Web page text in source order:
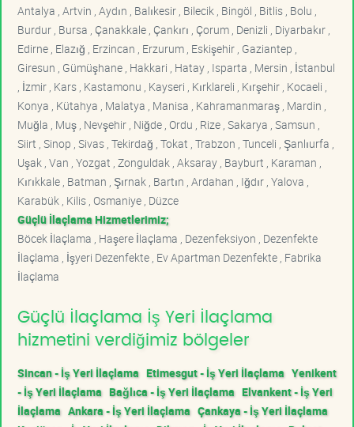
Antalya , Artvin , Aydın , Balıkesir , Bilecik , Bingöl , Bitlis , Bolu ,
Burdur , Bursa , Çanakkale , Çankırı , Çorum , Denizli , Diyarbakır ,
Edirne , Elazığ , Erzincan , Erzurum , Eskişehir , Gaziantep ,
Giresun , Gümüşhane , Hakkari , Hatay , Isparta , Mersin , İstanbul
, İzmir , Kars , Kastamonu , Kayseri , Kırklareli , Kırşehir , Kocaeli ,
Konya , Kütahya , Malatya , Manisa , Kahramanmaraş , Mardin ,
Muğla , Muş , Nevşehir , Niğde , Ordu , Rize , Sakarya , Samsun ,
Siirt , Sinop , Sivas , Tekirdağ , Tokat , Trabzon , Tunceli , Şanlıurfa ,
Uşak , Van , Yozgat , Zonguldak , Aksaray , Bayburt , Karaman ,
Kırıkkale , Batman , Şırnak , Bartın , Ardahan , Iğdır , Yalova ,
Karabük , Kilis , Osmaniye , Düzce
Güçlü İlaçlama Hizmetlerimiz;
Böcek İlaçlama , Haşere İlaçlama , Dezenfeksiyon , Dezenfekte
İlaçlama , İşyeri Dezenfekte , Ev Apartman Dezenfekte , Fabrika
İlaçlama
Güçlü İlaçlama İş Yeri İlaçlama
hizmetini verdiğimiz bölgeler
Sincan - İş Yeri İlaçlama Etimesgut - İş Yeri İlaçlama Yenikent
- İş Yeri İlaçlama Bağlıca - İş Yeri İlaçlama Elvankent - İş Yeri
İlaçlama Ankara - İş Yeri İlaçlama Çankaya - İş Yeri İlaçlama